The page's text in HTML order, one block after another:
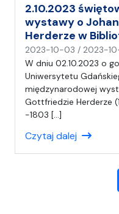
2.10.2023
wystawy o
Herderze w
2023-10-03 / 2023-
W dniu 02.10.2023 o
Uniwersytetu
międzynarodowej
Gottfriedzie Herderze
-1803 […]
Czytaj dalej